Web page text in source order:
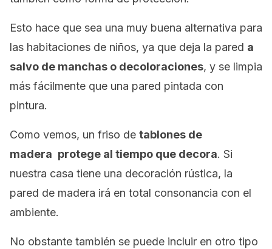
Esto hace que sea una muy buena alternativa para
las habitaciones de niños, ya que deja la pared a
salvo de manchas o decoloraciones, y se limpia
más fácilmente que una pared pintada con
pintura.
Como vemos, un friso de tablones de
madera protege al tiempo que decora. Si
nuestra casa tiene una decoración rústica, la
pared de madera irá en total consonancia con el
ambiente.
No obstante también se puede incluir en otro tipo